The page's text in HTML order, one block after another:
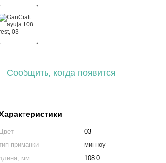
Сообщить, когда появится
Цвет
03
приманки
минноу
мм.
108.0